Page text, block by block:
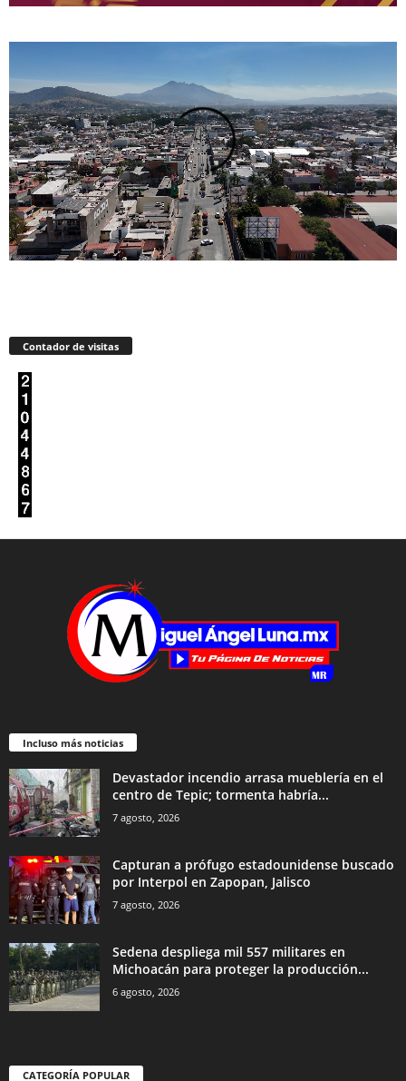
Contador de visitas
Incluso más noticias
Devastador incendio arrasa mueblería en el
centro de Tepic; tormenta habría...
7 agosto, 2026
Capturan a prófugo estadounidense buscado
por Interpol en Zapopan, Jalisco
7 agosto, 2026
Sedena despliega mil 557 militares en
Michoacán para proteger la producción...
6 agosto, 2026
CATEGORÍA POPULAR